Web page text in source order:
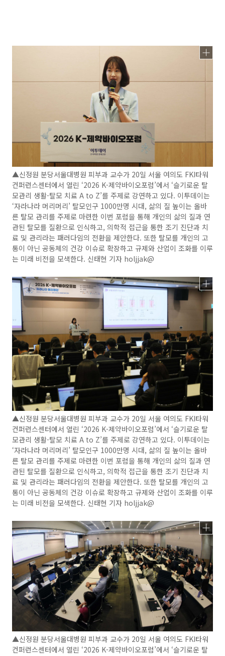
▲신정원 분당서울대병원 피부과 교수가 20일 서울 여의도 FKI타워
컨퍼런스센터에서 열린 ‘2026 K-제약바이오포럼’에서 ‘슬기로운 탈
모관리 생활-탈모 치료 A to Z’를 주제로 강연하고 있다. 이투데이는
‘자라나라 머리머리’ 탈모인구 1000만명 시대, 삶의 질 높이는 올바
른 탈모 관리를 주제로 마련한 이번 포럼을 통해 개인의 삶의 질과 연
관된 탈모를 질환으로 인식하고, 의학적 접근을 통한 조기 진단과 치
료 및 관리라는 패러다임의 전환을 제안한다. 또한 탈모를 개인의 고
통이 아닌 공동체의 건강 이슈로 확장하고 규제와 산업이 조화를 이루
는 미래 비전을 모색한다. 신태현 기자 holjjak@
▲신정원 분당서울대병원 피부과 교수가 20일 서울 여의도 FKI타워
컨퍼런스센터에서 열린 ‘2026 K-제약바이오포럼’에서 ‘슬기로운 탈
모관리 생활-탈모 치료 A to Z’를 주제로 강연하고 있다. 이투데이는
‘자라나라 머리머리’ 탈모인구 1000만명 시대, 삶의 질 높이는 올바
른 탈모 관리를 주제로 마련한 이번 포럼을 통해 개인의 삶의 질과 연
관된 탈모를 질환으로 인식하고, 의학적 접근을 통한 조기 진단과 치
료 및 관리라는 패러다임의 전환을 제안한다. 또한 탈모를 개인의 고
통이 아닌 공동체의 건강 이슈로 확장하고 규제와 산업이 조화를 이루
는 미래 비전을 모색한다. 신태현 기자 holjjak@
▲신정원 분당서울대병원 피부과 교수가 20일 서울 여의도 FKI타워
컨퍼런스센터에서 열린 ‘2026 K-제약바이오포럼’에서 ‘슬기로운 탈